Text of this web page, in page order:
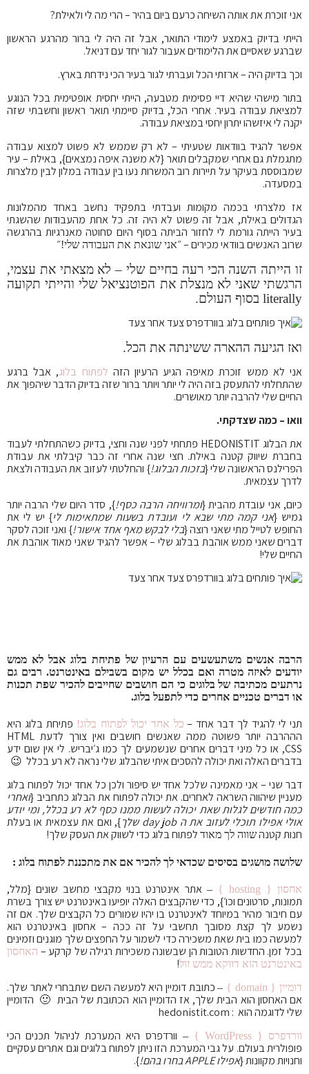
אני זוכרת את אותה השיחה כרעם ביום בהיר – הרי מה לי ולאילת?
הייתי בדיוק באמצע לימודי התואר, אבל זה היה לי ברור מהרגע הראשון
שברגע שאסיים את הלימודים אעבור לגור יחד עם דניאל.
וכך בדיוק היה – ארזתי הכל ועברתי לגור בעיר הכי נידחת בארץ.
בתור מישהי שהיא דיי פסימית מטבעה, הייתי יחסית אופטימית בכל הנוגע
למציאת עבודה בעיר. אחרי הכל, בדיוק סיימתי תואר ראשון וחשבתי שזה
יקנה לי איזשהו יתרון יחסי במציאת עבודה.
אפשר להגיד בוודאות שטעיתי – לא רק שממש לא פשוט למצוא עבודה
מתגמלת גם אחרי שמקבלים תואר {לא משנה איפה נמצאים}, באילת – עיר
שמבוססת בעיקר על תיירות רוב המשרות נעו בין עבודה במלון לבין מלצרות
במסעדה.
אז מלצרתי בכמה מקומות ועבדתי בתפקיד נחשב באחד מהמלונות
הגדולים באילת, אבל זה פשוט לא היה זה. כל אחת מהעבודות שהשגתי
בעיר הייתה גורמת לי לחזור הביתה בסוף היום סחוטה מאנרגיות בהרגשה
שרוב האנשים בוודאי מכירים – ״אני שונאת את העבודה שלי!״
זו הייתה השנה הכי רעה בחיים שלי – לא מצאתי את עצמי,
הרגשתי שאני לא מנצלת את הפוטנציאל שלי והייתי תקועה
literally בסוף העולם.
ואז הגיעה ההארה ששינתה את הכל.
אני לא ממש זוכרת מאיפה הגיע הרעיון הזה לפתוח בלוג, אבל ברגע
שהתחלתי להתעסק בזה היה לי יותר ויותר ברור שזה בדיוק הדבר שיהפוך את
החיים שלי להרבה יותר מאושרים.
וואו – כמה שצדקתי.
את הבלוג HEDONISTIT פתחתי לפני שנה וחצי, בדיוק כשהתחלתי לעבוד
בחברת שיווק קטנה באילת. חצי שנה אחרי זה כבר קיבלתי את עבודת
הפרילנס הראשונה שלי {בזכות הבלוג!} והחלטתי לעזוב את העבודה ולצאת
לדרך עצמאית.
כיום, אני עובדת מהבית {ומרוויחה הרבה כסף!}, סדר היום שלי הרבה יותר
גמיש {אני קמה מתי שבא לי ועובדת בשעות שמתאימות לי} יש לי את
החופש לטייל מתי שאני רוצה {בלי לבקש מאף אחד אישור!} ואני זוכה לסקר
דברים שאני ממש אוהבת בבלוג שלי – אפשר להגיד שאני מאוד אוהבת את
החיים שלי!
הרבה אנשים משתעשעים עם הרעיון של פתיחת בלוג אבל לא ממש
יודעים לאיזה מטרה ואם בכלל יש מקום בשבילם באינטרנט. רבים גם
נרתעים מכתיבה של בלוגים כי הם חושבים שחייבים להכיר שפת תכנות
או דברים טכניים אחרים כדי לתפעל בלוג.
תני לי להגיד לך דבר אחד – כל אחד יכול לפתוח בלוג! פתיחת בלוג היא
הההרבה יותר פשוטה ממה שאנשים חושבים ואין צורך לדעת HTML
,CSS או כל מיני דברים אחרים שנשמעים לך כמו ג׳יבריש. לי אין שום ידע
בדברים האלה ואת יכולה להסכים איתי שהבלוג שלי נראה לא רע בכלל 😉
דבר שני – אני מאמינה שלכל אחד יש סיפור ולכן כל אחד יכול לפתוח בלוג
מעניין שיהווה השראה לאחרים. את יכולה לפתוח את הבלוג כתחביב {ואחרי
כמה חודשים לגלות שאת יכולה לעשות ממנו כסף לא רע בכלל, ומי יודע
אולי אפילו תוכלי לעזוב את ה day job שלך
}, ואם את עצמאית או בעלת
חנות קטנהשווה לך מאוד לפתוח בלוג כדי לשווק את העסק שלך!
שלושה מושגים בסיסים שכדאי לך להכיר אם את מתכננת לפתוח בלוג :
אחסון { hosting } – אתר אינטרנט בנוי מקבצי מחשב שונים {מלל,
תמונות, סרטונים וכו׳}, כדי שהקבצים האלה יופיעו באינטרנט יש צורך בשרת
עם חיבור מהיר במיוחד לאינטרנט בו יהיו שמורים כל הקבצים שלך. אם זה
נשמע לך קצת מסובך תחשבי על זה ככה – אחסון באינטרנט הוא
למעשה כמו בית שאת משכירה כדי לשמור על החפצים שלך מוגנים וזמינים
בכל זמן. החדשות הטובות הן שבשונה משכירות רגילה של קרקע – האחסון
באינטרנט הוא דווקא ממש זול!
דומיין { domain } – כתובת דומיין היא למעשה השם שתבחרי לאתר שלך.
אם האחסון הוא הבית שלך, אז הדומיין הוא הכתובת של הבית 🙂 הדומיין
שלי לדוגמה הוא : hedonistit.com
וורדפרס { WordPress } – וורדפרס היא המערכת לניהול תכנים הכי
פופולרית בעולם. על גבי המערכת הזו ניתן לפתוח בלוגים וגם אתרים עסקיים
וחנויות מקוונות {אפילו APPLE בחרו בהם! }.